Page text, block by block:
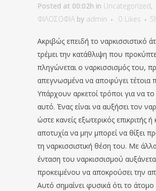
Posted at 00:02h in Uncategorized,
ΦΙΛΟΣΟΦΙΑ by admin 0 Likes
Ακριβώς επειδή το ναρκισσιστικό
τρέμει την κατάθλιψη που
πληγώνεται ο ναρκισσισμός του,
απεγνωσμένα να αποφύγει τέτοια
Υπάρχουν αρκετοί τρόποι για να το
αυτό. Ένας είναι να αυξήσει τον
ώστε κανείς εξωτερικός επικριτής ή
αποτυχία να μην μπορεί να θίξει
τη ναρκισσιστική θέση του. Με
ένταση του ναρκισσισμού
προκειμένου να αποκρούσει την
Αυτό σημαίνει φυσικά ότι το άτομο